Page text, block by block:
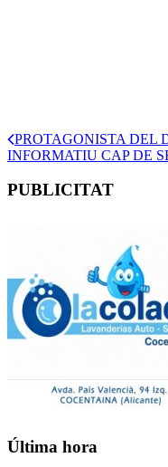
PROTAGONISTA DEL
INFORMATIU CAP DE
PUBLICITAT
Última hora